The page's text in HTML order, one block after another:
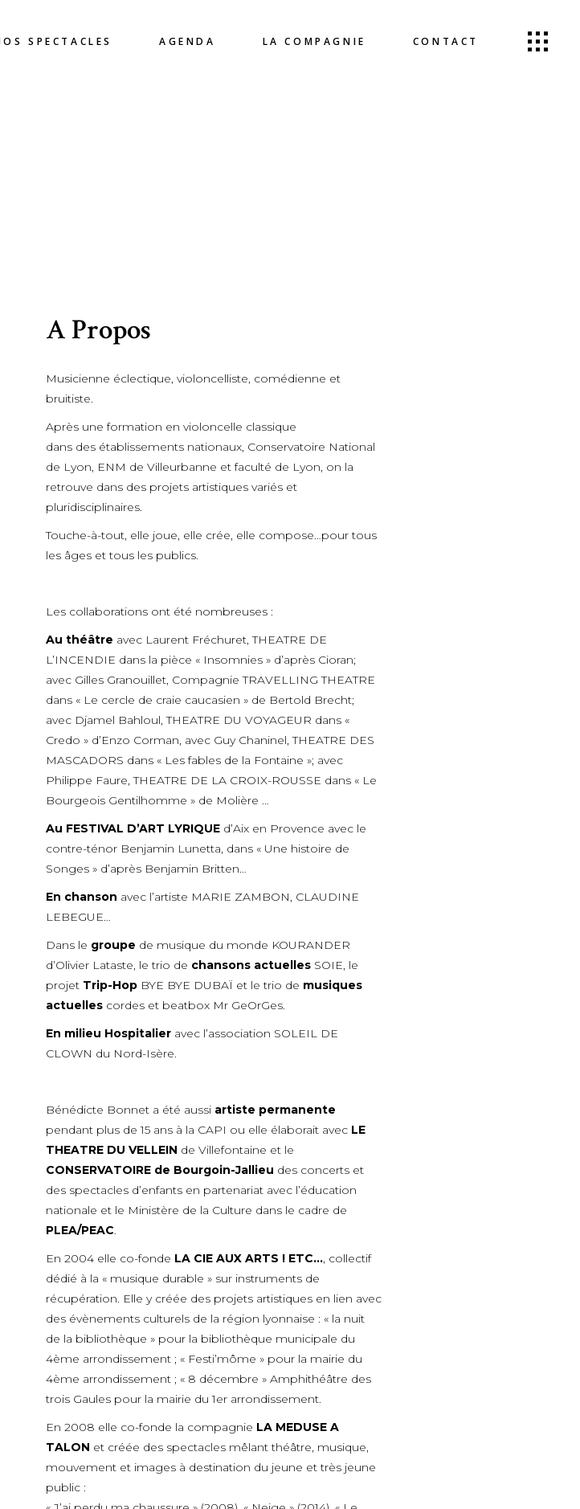
SPECTACLES AGENDA LA COMPAGNIE CONTACT
A Propos
Musicienne éclectique, violoncelliste, comédienne et
bruitiste.
Après une formation en violoncelle classique
dans des établissements nationaux, Conservatoire National
de Lyon, ENM de Villeurbanne et faculté de Lyon, on la
retrouve dans des projets artistiques variés et
pluridisciplinaires.
Touche-à-tout, elle joue, elle crée, elle compose…pour tous
les âges et tous les publics.
Les collaborations ont été nombreuses :
Au théâtre avec Laurent Fréchuret, THEATRE DE
L’INCENDIE dans la pièce « Insomnies » d’après Cioran;
avec Gilles Granouillet, Compagnie TRAVELLING THEATRE
dans « Le cercle de craie caucasien » de Bertold Brecht;
avec Djamel Bahloul, THEATRE DU VOYAGEUR dans «
Credo » d’Enzo Corman, avec Guy Chaninel, THEATRE DES
MASCADORS dans « Les fables de la Fontaine »; avec
Philippe Faure, THEATRE DE LA CROIX-ROUSSE dans « Le
Bourgeois Gentilhomme » de Molière …
Au FESTIVAL D’ART LYRIQUE d’Aix en Provence avec le
contre-ténor Benjamin Lunetta, dans « Une histoire de
Songes » d’après Benjamin Britten…
En chanson avec l’artiste MARIE ZAMBON, CLAUDINE
LEBEGUE…
Dans le groupe de musique du monde KOURANDER
d’Olivier Lataste, le trio de chansons actuelles SOIE, le
projet Trip-Hop BYE BYE DUBAÏ et le trio de musiques
actuelles cordes et beatbox Mr GeOrGes.
En milieu Hospitalier avec l’association SOLEIL DE
CLOWN du Nord-Isère.
Bénédicte Bonnet a été aussi artiste permanente
pendant plus de 15 ans à la CAPI ou elle élaborait avec LE
THEATRE DU VELLEIN de Villefontaine et le
CONSERVATOIRE de Bourgoin-Jallieu des concerts et
des spectacles d’enfants en partenariat avec l’éducation
nationale et le Ministère de la Culture dans le cadre de
PLEA/PEAC.
En 2004 elle co-fonde LA CIE AUX ARTS ! ETC…, collectif
dédié à la « musique durable » sur instruments de
récupération. Elle y créée des projets artistiques en lien avec
des évènements culturels de la région lyonnaise : « la nuit
de la bibliothèque » pour la bibliothèque municipale du
4ème arrondissement ; « Festi’môme » pour la mairie du
4ème arrondissement ; « 8 décembre » Amphithéâtre des
trois Gaules pour la mairie du 1er arrondissement.
En 2008 elle co-fonde la compagnie LA MEDUSE A
TALON et créée des spectacles mêlant théâtre, musique,
mouvement et images à destination du jeune et très jeune
public :